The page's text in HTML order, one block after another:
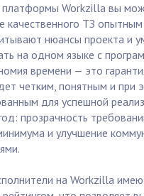
Workzilla вы
качественного ТЗ
нюансы проекта и
на одном языке с
времени — это
четким, понятным и при
для успешной
прозрачность
и улучшение
на Workzilla